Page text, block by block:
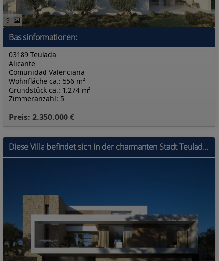
9
Basisinformationen:
03189 Teulada
Alicante
Comunidad Valenciana
Preis: 2.350.000 €
Wohnfläche ca.: 556 m²
Grundstück ca.: 1.274 m²
Zimmeranzahl: 5
Diese Villa befindet sich in der charmanten Stadt Teulada und bietet eine privilegierte Umgebung mit Meerblick. Sie wurde für diejenigen entworfen, d